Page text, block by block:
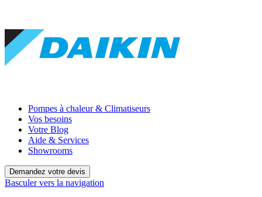
Pompes à chaleur & Climatiseurs
Vos besoins
Votre Blog
Aide & Services
Showrooms
Demandez votre devis
Basculer vers la navigation